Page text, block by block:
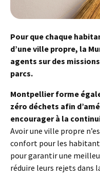
Pour que chaque
d’une ville propre, la
agents sur des
parcs.
Montpellier forme
zéro déchets afin
encourager à la
Avoir une ville propre
confort pour les
pour garantir une
réduire leurs rejets dans